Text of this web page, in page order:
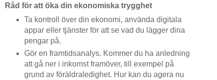
Råd för att öka din ekonomiska trygghet
Ta kontroll över din ekonomi, använda digitala
appar eller tjänster för att se vad du lägger dina
pengar på.
Gör en framtidsanalys. Kommer du ha anledning
att gå ner i inkomst framöver, till exempel på
grund av föräldraledighet. Hur kan du agera nu